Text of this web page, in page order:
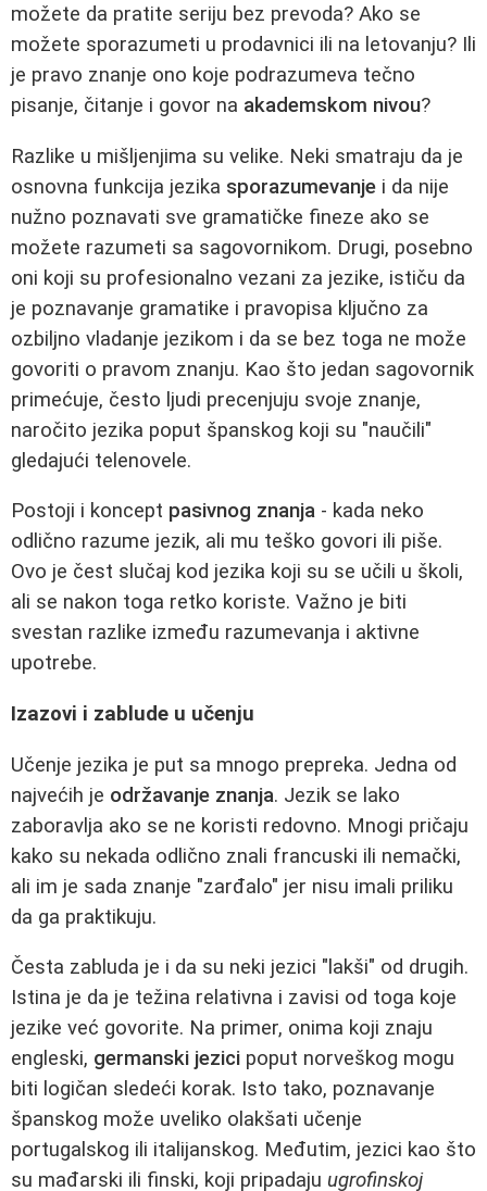
možete da pratite seriju bez prevoda? Ako se
možete sporazumeti u prodavnici ili na letovanju? Ili
je pravo znanje ono koje podrazumeva tečno
pisanje, čitanje i govor na akademskom nivou?
Razlike u mišljenjima su velike. Neki smatraju da je
osnovna funkcija jezika sporazumevanje i da nije
nužno poznavati sve gramatičke fineze ako se
možete razumeti sa sagovornikom. Drugi, posebno
oni koji su profesionalno vezani za jezike, ističu da
je poznavanje gramatike i pravopisa ključno za
ozbiljno vladanje jezikom i da se bez toga ne može
govoriti o pravom znanju. Kao što jedan sagovornik
primećuje, često ljudi precenjuju svoje znanje,
naročito jezika poput španskog koji su "naučili"
gledajući telenovele.
Postoji i koncept pasivnog znanja - kada neko
odlično razume jezik, ali mu teško govori ili piše.
Ovo je čest slučaj kod jezika koji su se učili u školi,
ali se nakon toga retko koriste. Važno je biti
svestan razlike između razumevanja i aktivne
upotrebe.
Izazovi i zablude u učenju
Učenje jezika je put sa mnogo prepreka. Jedna od
najvećih je održavanje znanja. Jezik se lako
zaboravlja ako se ne koristi redovno. Mnogi pričaju
kako su nekada odlično znali francuski ili nemački,
ali im je sada znanje "zarđalo" jer nisu imali priliku
da ga praktikuju.
Česta zabluda je i da su neki jezici "lakši" od drugih.
Istina je da je težina relativna i zavisi od toga koje
jezike već govorite. Na primer, onima koji znaju
engleski, germanski jezici poput norveškog mogu
biti logičan sledeći korak. Isto tako, poznavanje
španskog može uveliko olakšati učenje
portugalskog ili italijanskog. Međutim, jezici kao što
su mađarski ili finski, koji pripadaju ugrofinskoj